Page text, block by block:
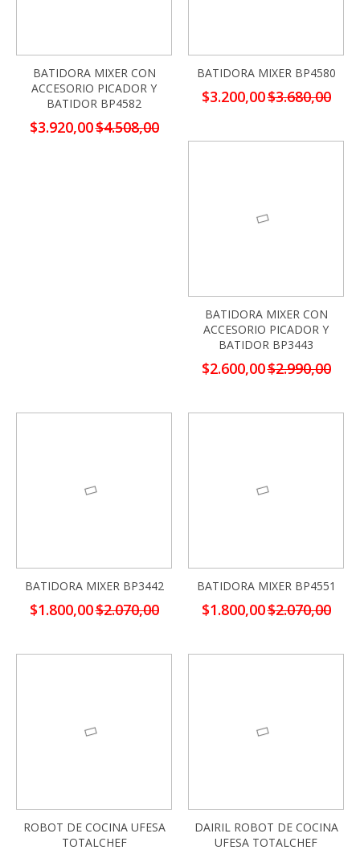
BATIDORA MIXER CON
ACCESORIO PICADOR Y
BATIDOR BP4582
Precio
especial
$3.920,00$4.508,00
BATIDORA MIXER BP4580
Precio
especial
$3.200,00$3.680,00
BATIDORA MIXER CON
ACCESORIO PICADOR Y
BATIDOR BP3443
Precio
especial
$2.600,00$2.990,00
BATIDORA MIXER BP3442
Precio
especial
$1.800,00$2.070,00
BATIDORA MIXER BP4551
Precio
especial
$1.800,00$2.070,00
ROBOT DE COCINA UFESA
TOTALCHEF
DAIRIL ROBOT DE COCINA
UFESA TOTALCHEF